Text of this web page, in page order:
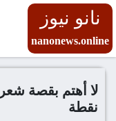
نانو نيوز
nanonews.online
نقطة